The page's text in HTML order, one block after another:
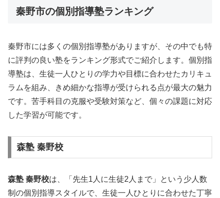
秦野市の個別指導塾ランキング
秦野市には多くの個別指導塾がありますが、その中でも特
に評判の良い塾をランキング形式でご紹介します。個別指
導塾は、生徒一人ひとりの学力や目標に合わせたカリキュ
ラムを組み、きめ細かな指導が受けられる点が最大の魅力
です。苦手科目の克服や受験対策など、個々の課題に対応
した学習が可能です。
森塾 秦野校
森塾 秦野校は、「先生1人に生徒2人まで」という少人数
制の個別指導スタイルで、生徒一人ひとりに合わせた丁寧